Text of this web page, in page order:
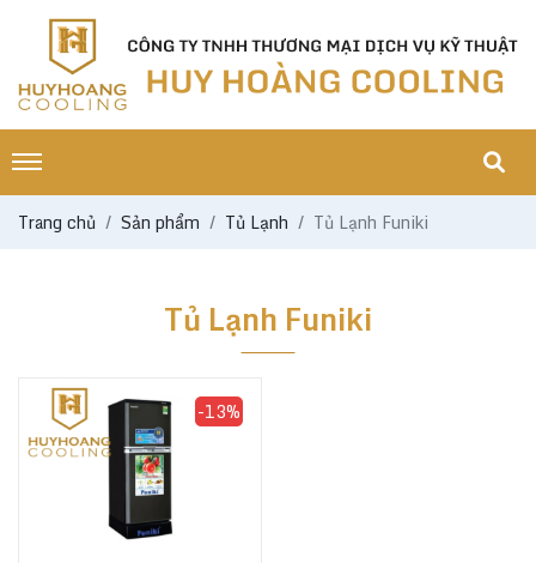
Trang chủ Sản phẩm Tủ Lạnh Tủ Lạnh Funiki
Tủ Lạnh Funiki
-13%